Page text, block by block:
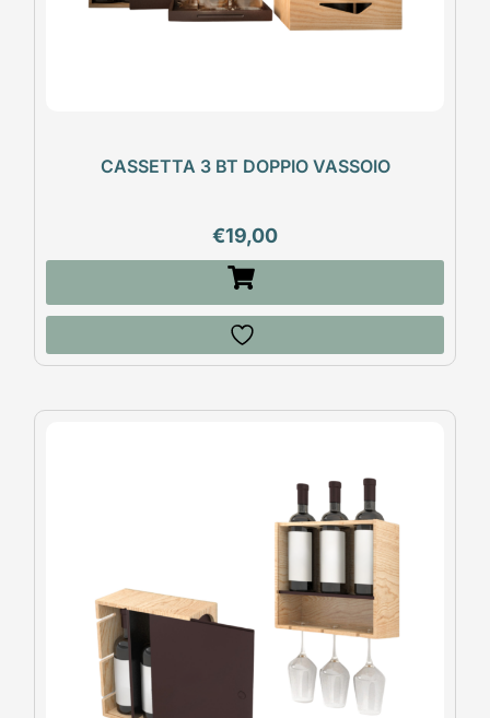
CASSETTA 3 BT DOPPIO VASSOIO
€19,00